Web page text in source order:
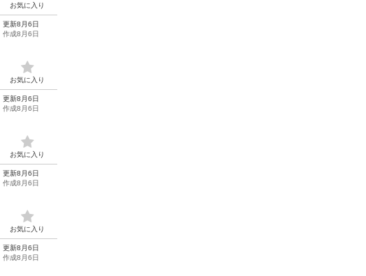
お気に入り
更新8月6日
作成8月6日
お気に入り
更新8月6日
作成8月6日
お気に入り
更新8月6日
作成8月6日
お気に入り
更新8月6日
作成8月6日